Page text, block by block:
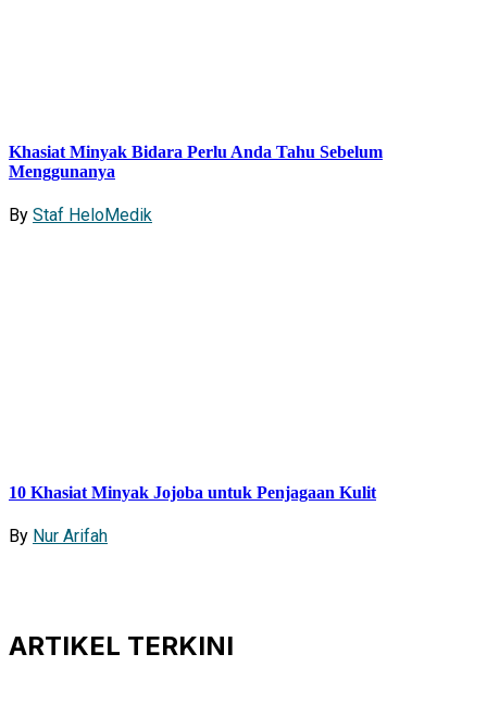
Khasiat Minyak Bidara Perlu Anda Tahu Sebelum
Menggunanya
By Staf HeloMedik
10 Khasiat Minyak Jojoba untuk Penjagaan Kulit
By Nur Arifah
ARTIKEL TERKINI